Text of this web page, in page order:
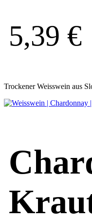
5,39 €
Trockener Weisswein aus